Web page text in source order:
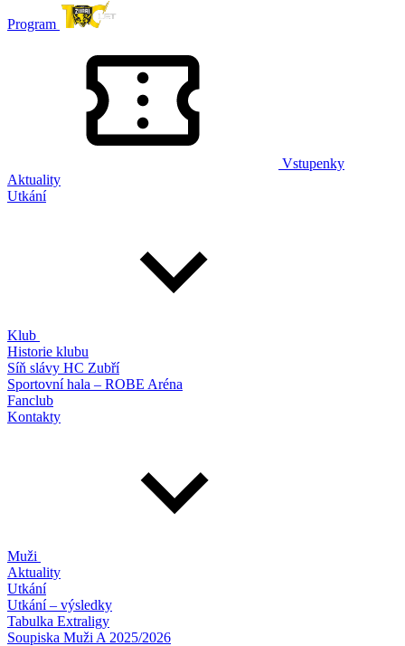
Program
Vstupenky
Aktuality
Utkání
Klub
Historie klubu
Síň slávy HC Zubří
Sportovní hala – ROBE Aréna
Fanclub
Kontakty
Muži
Aktuality
Utkání
Utkání – výsledky
Tabulka Extraligy
Soupiska Muži A 2025/2026